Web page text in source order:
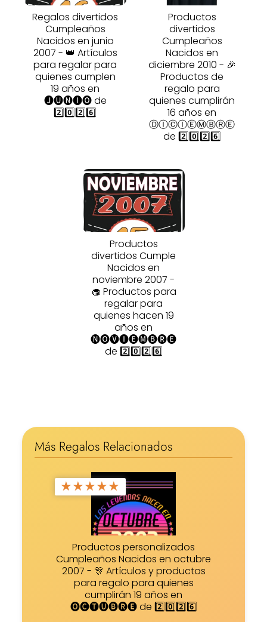
Regalos divertidos
Cumpleaños
Nacidos en junio
2007 - 👑 Artículos
para regalar para
quienes cumplen
19 años en
🅙🅤🅝🅘🅞 de
2️⃣0️⃣2️⃣6️⃣
Productos
divertidos
Cumpleaños
Nacidos en
diciembre 2010 - 🎉
Productos de
regalo para
quienes cumplirán
16 años en
ⒹⒾⒸⒾⒺⓂⒷⓇⒺ
de 2️⃣0️⃣2️⃣6️⃣
Productos
divertidos Cumple
Nacidos en
noviembre 2007 -
🧁 Productos para
regalar para
quienes hacen 19
años en
🅝🅞🅥🅘🅔🅜🅑🅡🅔
de 2️⃣0️⃣2️⃣6️⃣
Más Regalos Relacionados
★★★★★
Productos personalizados
Cumpleaños Nacidos en octubre
2007 - 🎊 Artículos y productos
para regalo para quienes
cumplirán 19 años en
🅞🅒🅣🅤🅑🅡🅔 de 2️⃣0️⃣2️⃣6️⃣